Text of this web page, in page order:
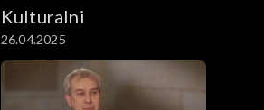
Kulturalni
26.04.2025